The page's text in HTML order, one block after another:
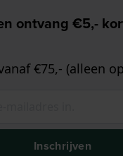
ontvang €5,-
€75,- (alleen
Inschrijven